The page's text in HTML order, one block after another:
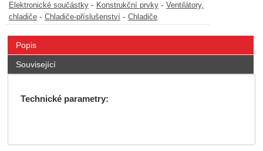
Elektronické součástky - Konstrukční prvky - Ventilátory,
chladiče - Chladiče-příslušenství - Chladiče
Popis
Související
Technické parametry: